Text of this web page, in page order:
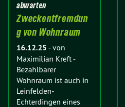
abwarten
Zweckentfremdun
g von Wohnraum
16.12.25 - von
Maximilian Kreft-
Bezahlbarer
Wohnraum ist auch in
Leinfelden-
Echterdingen eines